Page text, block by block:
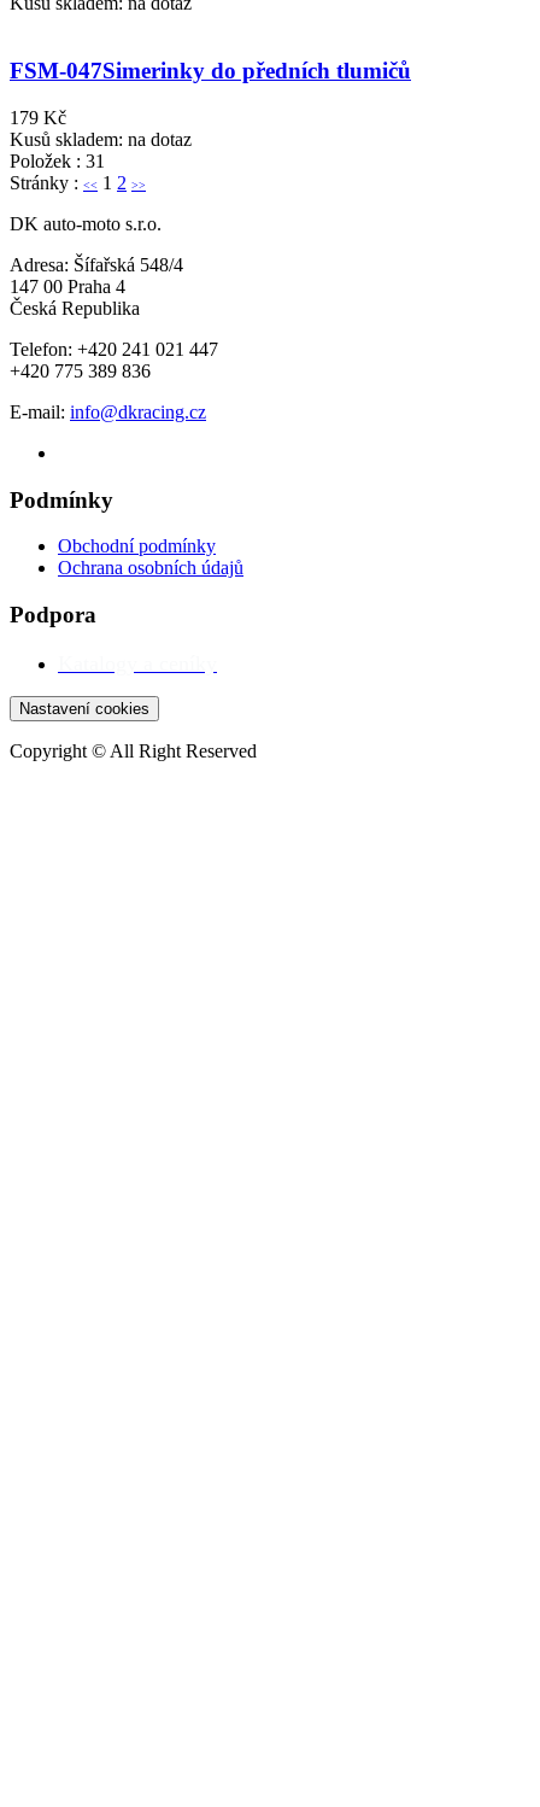
FSM-047Simerinky do předních tlumičů
179 Kč
Kusů skladem: na dotaz
Položek : 31
Stránky : << 1 2 >>
DK auto-moto s.r.o.
Adresa: Šífařská 548/4
147 00 Praha 4
Česká Republika
Telefon: +420 241 021 447
+420 775 389 836
E-mail: info@dkracing.cz
Podmínky
Obchodní podmínky
Ochrana osobních údajů
Podpora
Nastavení cookies
Copyright © All Right Reserved